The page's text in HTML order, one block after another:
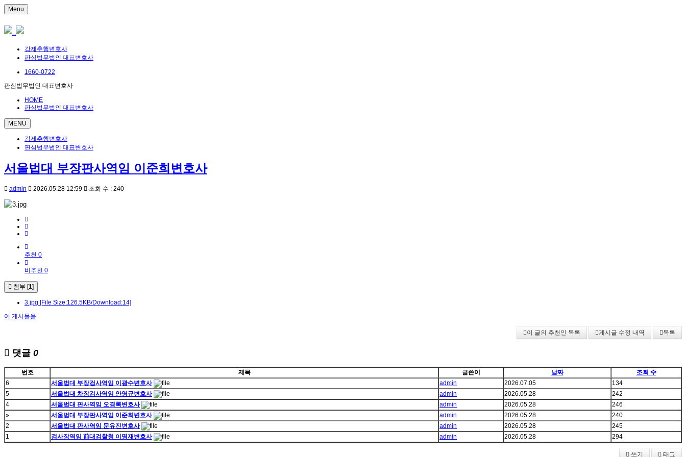
Menu
강제추행변호사
판심법무법인 대표변호사
1660-0722
판심법무법인 대표변호사
HOME
판심법무법인 대표변호사
MENU
강제추행변호사
판심법무법인 대표변호사
서울법대 부장판사역임 이준희변호사
admin 2026.05.28 12:59 조회 수 : 240
추천 0
비추천 0
첨부 [1]
3.jpg [File Size:126.5KB/Download:14]
이 게시물을
이 글의 추천인 목록 게시글 수정 내역 목록
댓글 0
번호 제목 글쓴이 날짜
조회 수
6
서울법대 부장검사역임 이광수변호사 admin 2026.07.05
134
5
서울법대 차장검사역임 안영규변호사 admin 2026.05.28
242
4
서울법대 판사역임 오경록변호사 admin 2026.05.28
246
»
서울법대 부장판사역임 이준희변호사 admin 2026.05.28
240
2
서울법대 판사역임 문유진변호사 admin 2026.05.28
245
1
검사장역임 前대검찰청 이명재변호사 admin 2026.05.28 294
쓰기 태그